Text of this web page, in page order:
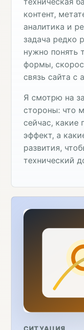
контент,
аналитика и
задача редко
нужно понять
формы,
связь сайта с
Я смотрю на
стороны: что
сейчас, какие
эффект, а
развития,
технический
СИТУАЦИЯ